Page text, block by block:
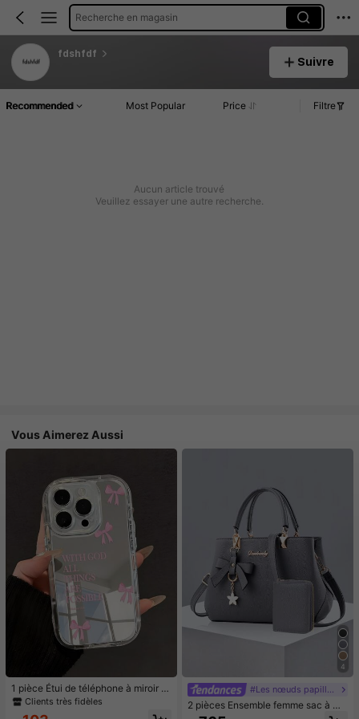
Recherche en magasin
fdshfdf
Suivre
Recommended Most Popular Price Filtre
Aucun article trouvé
Veuillez essayer une autre recherche.
Vous Aimerez Aussi
1 pièce Étui de téléphone à miroir ro
se minimaliste, style fille avec motif
Clients très fidèles
4
#Les nœuds papillon font leur grand retour.
2 pièces Ensemble femme sac à ma
in et porte-cartes de couleur unie, e